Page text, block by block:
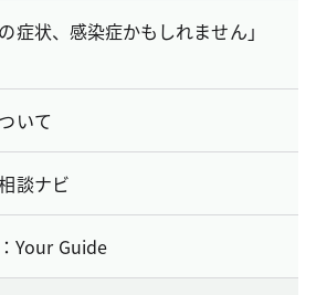
症状、感染症かもしれません」
いて
談ナビ
Your Guide